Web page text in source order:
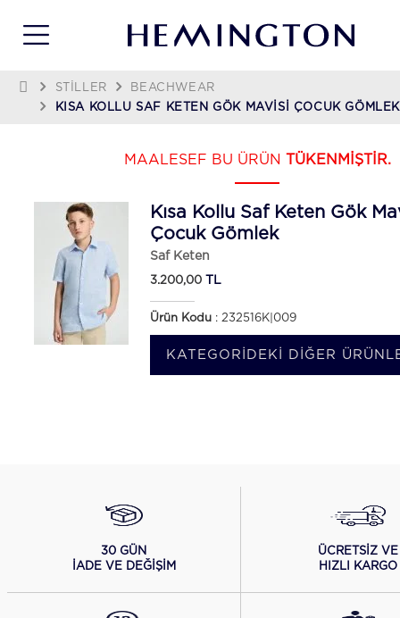
STILLER
BEACHWEAR
KISA KOLLU SAF KETEN GÖK MAVISI ÇOCUK GÖMLEK
MAALESEF BU ÜRÜN TÜKENMİŞTİR.
Kısa Kollu Saf Keten Gök
Çocuk Gömlek
Saf Keten
3.200,00 TL
Ürün Kodu : 232516K|009
KATEGORIDEKI DIĞER
30 GÜN
İADE VE DEĞİŞİM
ÜCRETSİZ VE
HIZLI KARGO